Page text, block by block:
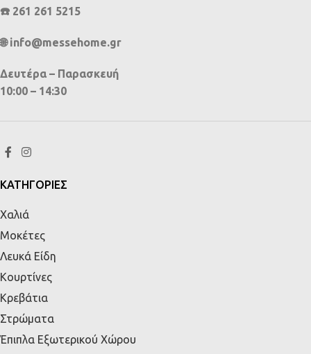
☎️ 261 261 5215
🌐 info@messehome.gr
Δευτέρα – Παρασκευή
10:00 – 14:30
ΚΑΤΗΓΟΡΙΕΣ
Χαλιά
Μοκέτες
Λευκά Είδη
Κουρτίνες
Κρεβάτια
Στρώματα
Έπιπλα Εξωτερικού Χώρου